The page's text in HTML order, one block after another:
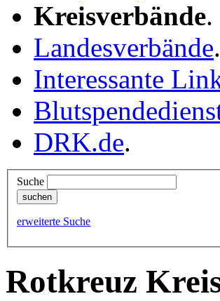
Kreisverbände.
Landesverbände.
Interessante
DRK.de.
Suche
erweiterte Suche
Rotkreuz